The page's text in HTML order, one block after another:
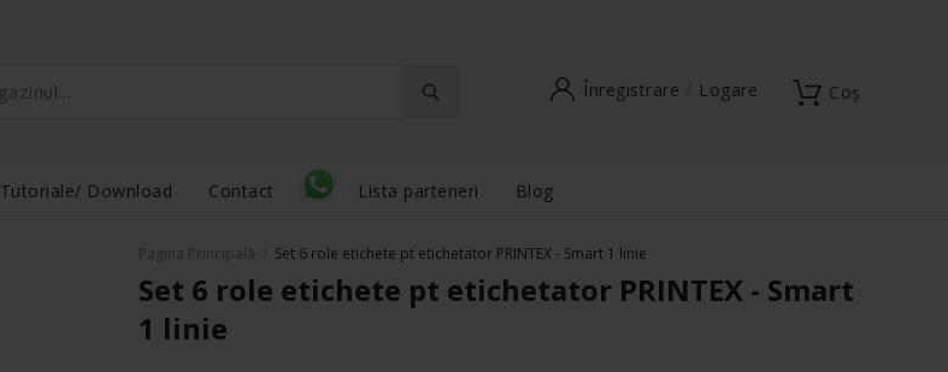
Coș
Înregistrare Logare
Tutoriale/ Download Contact Lista parteneri Blog
Pagina Principală Set 6 role etichete pt etichetator PRINTEX - Smart 1 linie
Set 6 role etichete pt etichetator PRINTEX - Smart
1 linie